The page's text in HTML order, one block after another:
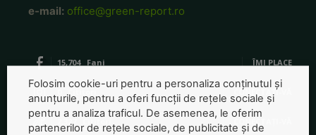
e-mail: office@green-report.ro
15,704 Fani ÎMI PLACE
Cititori CONECTAȚI-VĂ
2,327 Cititori CONECTAȚI-VĂ
Folosim cookie-uri pentru a personaliza conținutul și
anunțurile, pentru a oferi funcții de rețele sociale și
pentru a analiza traficul. De asemenea, le oferim
partenerilor de rețele sociale, de publicitate și de